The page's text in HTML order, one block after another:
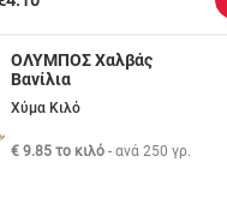
ΟΛΥΜΠΟΣ Χαλβάς
Βανίλια
Χύμα Κιλό
€ 9.85 το κιλό - ανά250 γρ.